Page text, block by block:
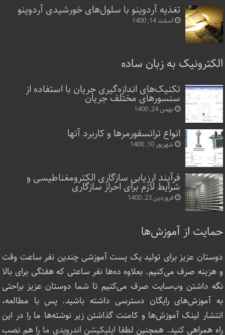
تغذیه آردوینو با سلول‌های خورشیدی آردوینو
اسفند 14, 1400
الکترونیک به زبان ساده
تکنیک‌های اندازه‌گیری جریان با استفاده از
سنسورهای مختلف جریان
بهمن 24, 1400
انواع ترانسفورمرها و کاربرد آنها
شهریور 10, 1400
فرآیند ارزیابی سازگاری الکترومغناطیسی و
شرایط لازم برای احراز سازگاری
فروردین 23, 1400
حمایت از آموزش‌ها
دوستان عزیز برای تولید یک پست آموزشی چندین نفر ساعت‌ وقت
و هزینه صرف می‌کنیم. بعلاوه ده‌ها نفر ساعتی که هفتگی برای بالا
نگه داشتن وب‌سایت صرف ‌می‌کنیم تا شما دوستان عزیز براحتی
به آموزش‌های رایگان دسترسی داشته باشید. پس با مطالعه،
انتشار لینک‌ آموزش‌ها و کامنت گذاشتن زیر نوشته‌‌ها ما را در این
راه همراهی کنید. همچنین لطفا اپلیکیشن اندرویدی ما را هم نصب